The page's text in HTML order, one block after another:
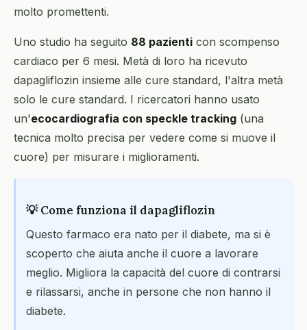
molto promettenti.
Uno studio ha seguito 88 pazienti con scompenso
cardiaco per 6 mesi. Metà di loro ha ricevuto
dapagliflozin insieme alle cure standard, l'altra metà
solo le cure standard. I ricercatori hanno usato
un'ecocardiografia con speckle tracking (una
tecnica molto precisa per vedere come si muove il
cuore) per misurare i miglioramenti.
💡 Come funziona il dapagliflozin
Questo farmaco era nato per il diabete, ma si è
scoperto che aiuta anche il cuore a lavorare
meglio. Migliora la capacità del cuore di contrarsi
e rilassarsi, anche in persone che non hanno il
diabete.